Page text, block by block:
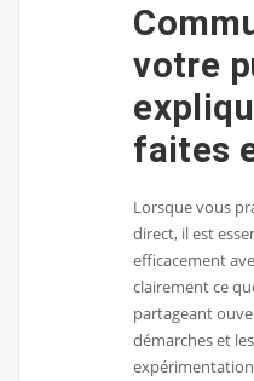
votre
faites
Lorsque vous
direct, il est
efficacement
clairement ce
partageant
démarches et